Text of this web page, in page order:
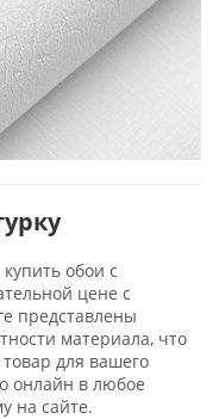
обои с
цене с
представлены
материала, что
для вашего
онлайн в любое
на сайте.